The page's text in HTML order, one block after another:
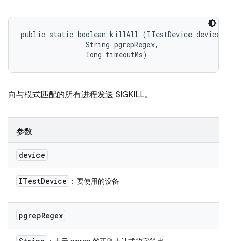
public static boolean killAll (ITestDevice
                String pgrepRegex,
                long timeoutMs)
向与模式匹配的所有进程发送 SIGKILL。
参数
device
ITestDevice ：要使用的设备
pgrepRegex